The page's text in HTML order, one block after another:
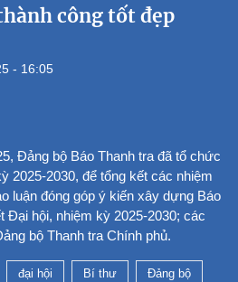
công tốt đẹp
- 16:05
Đảng bộ Báo Thanh tra đã tổ chức
2025-2030, để tổng kết các nhiệm
luận đóng góp ý kiến xây dựng Báo
Đại hội, nhiệm kỳ 2025-2030; các
bộ Thanh tra Chính phủ.
đại hội Bí thư Đảng bộ